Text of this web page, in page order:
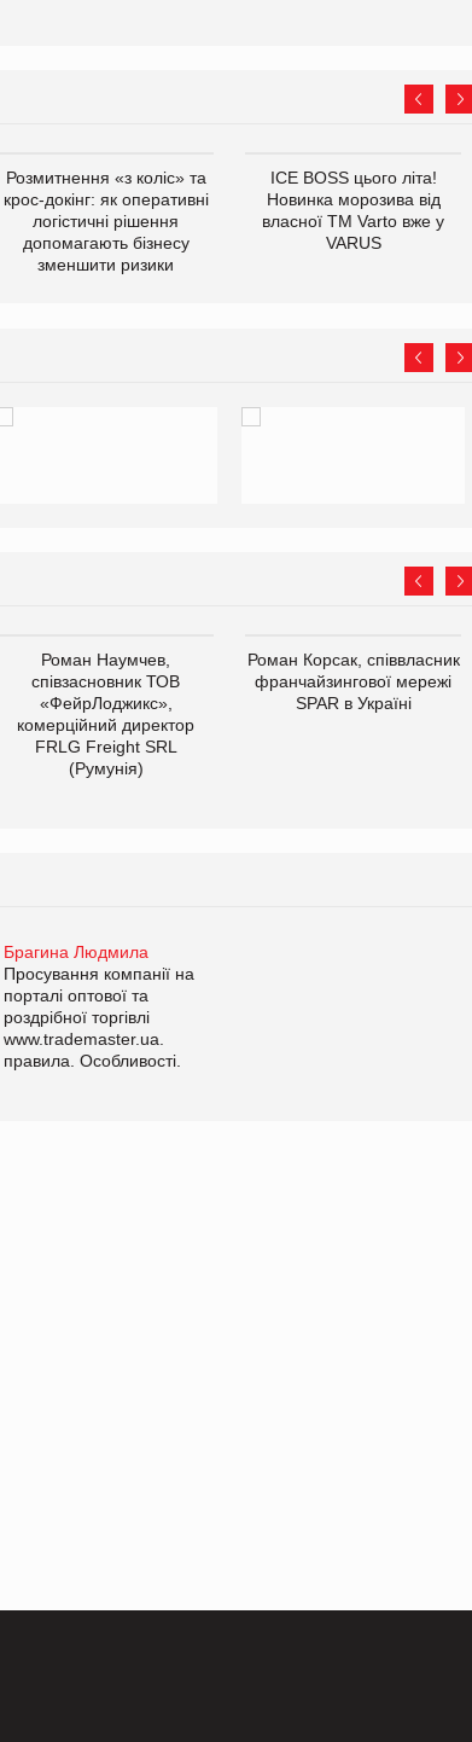
Розмитнення «з коліс» та
крос-докінг: як оперативні
логістичні рішення
допомагають бізнесу
зменшити ризики
ICE BOSS цього літа!
Новинка морозива від
власної ТМ Varto вже у
VARUS
Роман Наумчев,
співзасновник ТОВ
«ФейрЛоджикс»,
комерційний директор
FRLG Freight SRL
(Румунія)
Роман Корсак, співвласник
франчайзингової мережі
SPAR в Україні
Брагина Людмила
Просування компанії на
порталі оптової та
роздрібної торгівлі
www.trademaster.ua.
правила. Особливості.